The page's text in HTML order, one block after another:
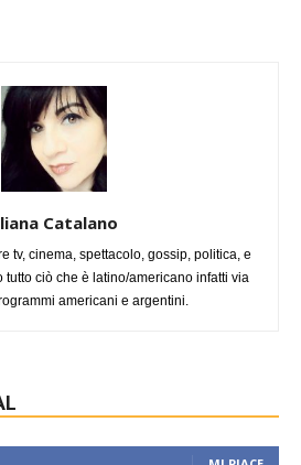
Catalano
tv, cinema, spettacolo, gossip, politica, e
tutto ciò che è latino/americano infatti via
americani e argentini.